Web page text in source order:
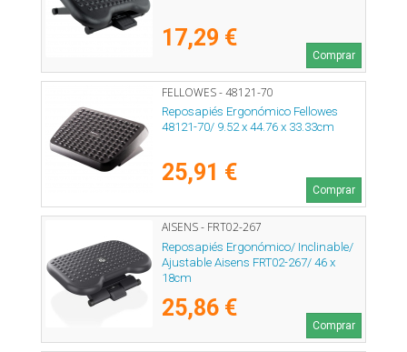
17,29 €
Comprar
FELLOWES - 48121-70
Reposapiés Ergonómico Fellowes
48121-70/ 9.52 x 44.76 x 33.33cm
25,91 €
Comprar
AISENS - FRT02-267
Reposapiés Ergonómico/ Inclinable/
Ajustable Aisens FRT02-267/ 46 x
18cm
25,86 €
Comprar